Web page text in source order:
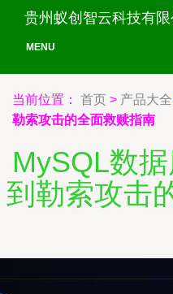
贵州蚁创智云科技有限
MENU
当前位置： 首页 > 产品大全
勒索攻击的全面救赎指南
MySQL数
到勒索攻击